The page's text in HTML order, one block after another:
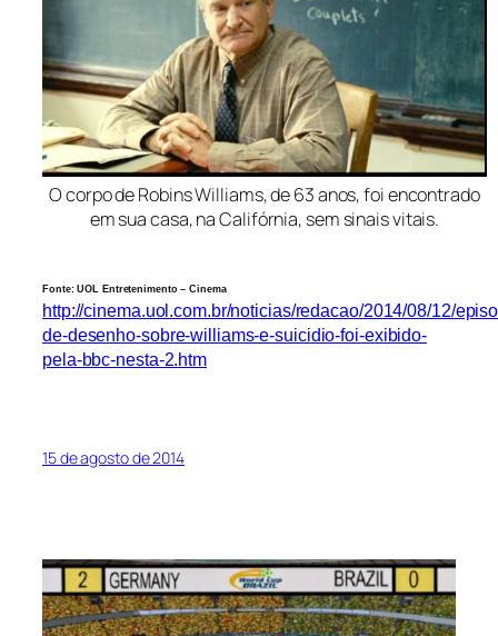
O corpo de Robins Williams, de 63 anos, foi encontrado
em sua casa, na Califórnia, sem sinais vitais.
Fonte: UOL Entretenimento – Cinema
http://cinema.uol.com.br/noticias/redacao/2014/08/12/
de-desenho-sobre-williams-e-suicidio-foi-exibido-
pela-bbc-nesta-2.htm
15 de agosto de 2014